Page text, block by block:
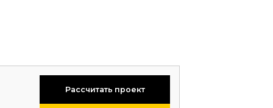
Рассчитать проект